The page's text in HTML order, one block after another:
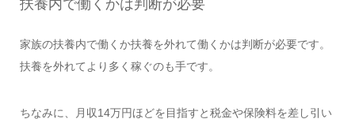
扶養内で働くかは判断が必要
家族の扶養内で働くか扶養を外れて働くかは判断が必要です。
扶養を外れてより多く稼ぐのも手です。
ちなみに、月収14万円ほどを目指すと税金や保険料を差し引い